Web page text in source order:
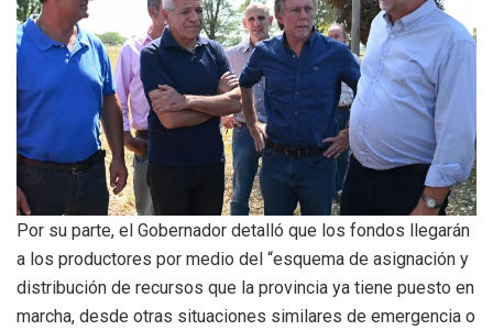
Por su parte, el Gobernador detalló que los fondos llegarán
a los productores por medio del “esquema de asignación y
distribución de recursos que la provincia ya tiene puesto en
marcha, desde otras situaciones similares de emergencia o